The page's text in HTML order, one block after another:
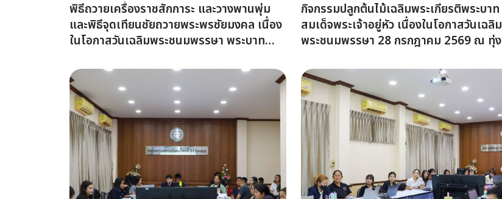
พิธีถวายเครื่องราชสักการะ และวางพานพุ่ม
และพิธีจุดเทียนชัยถวายพระพรชัยมงคล เนื่อง
ในโอกาสวันเฉลิมพระชนมพรรษา พระบาท
วชิราลงกรณ พระวชิรเกล้าเจ้าอยู่หัว ๒๘
กรกฎาคม ๒๕๖๙
กิจกรรมปลูกต้นไม้เฉลิมพระเกียรติพระบาท
สมเด็จพระเจ้าอยู่หัว เนื่องในโอกาสวันเฉลิม
พระชนมพรรษา 28 กรกฎาคม 2569 ณ ทุ่ง